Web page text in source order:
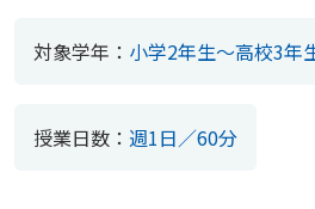
対象学年： 小学2年生〜高校3年
授業日数： 週1日／60分